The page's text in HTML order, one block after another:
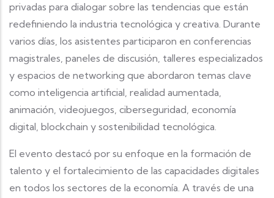
privadas para dialogar sobre las tendencias que están
redefiniendo la industria tecnológica y creativa. Durante
varios días, los asistentes participaron en conferencias
magistrales, paneles de discusión, talleres especializados
y espacios de networking que abordaron temas clave
como inteligencia artificial, realidad aumentada,
animación, videojuegos, ciberseguridad, economía
digital, blockchain y sostenibilidad tecnológica.
El evento destacó por su enfoque en la formación de
talento y el fortalecimiento de las capacidades digitales
en todos los sectores de la economía. A través de una